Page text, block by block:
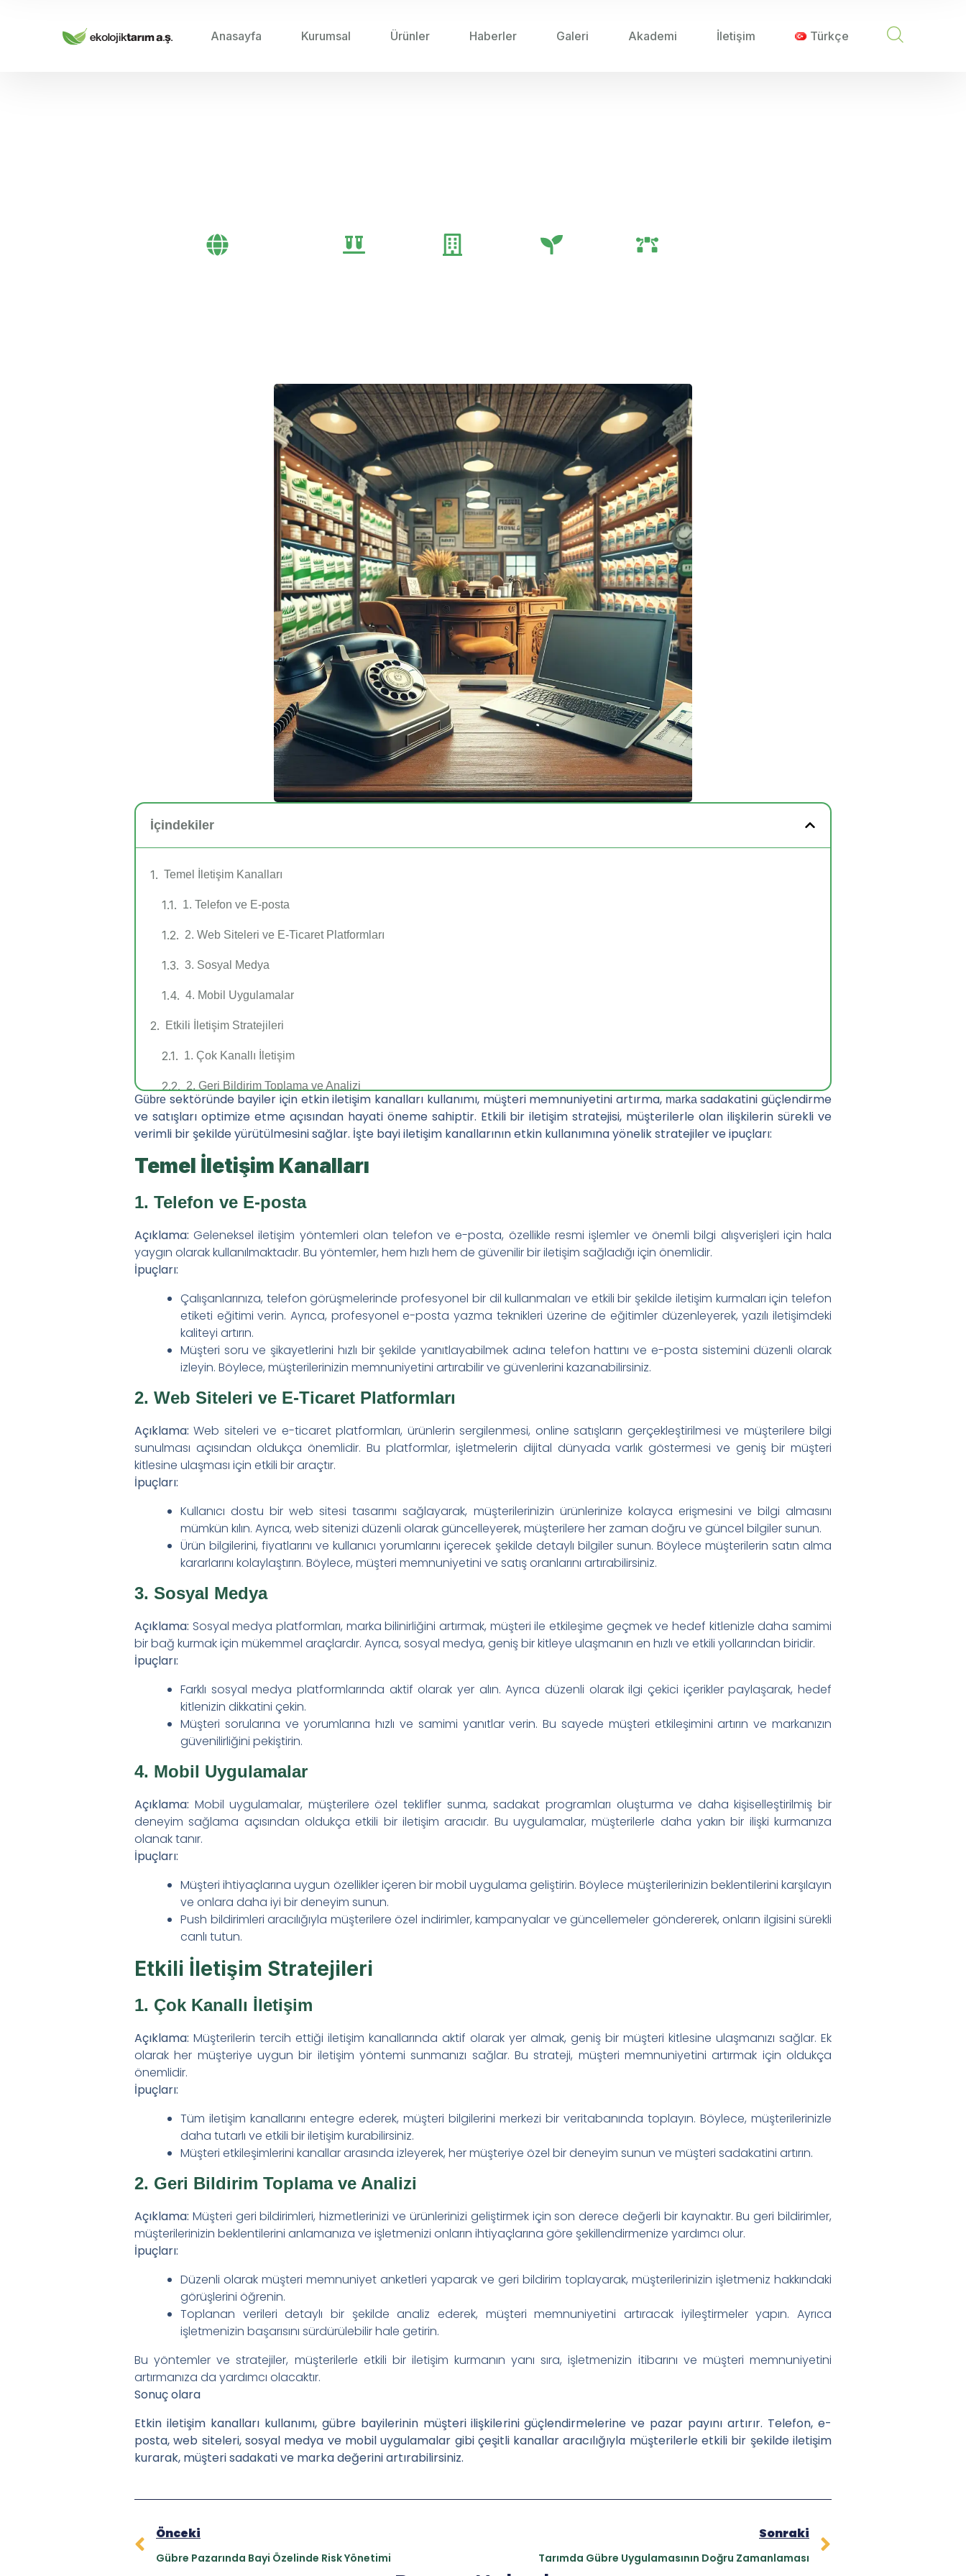
Anasayfa Kurumsal Ürünler Haberler Galeri Akademi İletişim Türkçe
İçindekiler
Temel İletişim Kanalları
1. Telefon ve E-posta
2. Web Siteleri ve E-Ticaret Platformları
3. Sosyal Medya
4. Mobil Uygulamalar
Etkili İletişim Stratejileri
1. Çok Kanallı İletişim
2. Geri Bildirim Toplama ve Analizi
Benzer Haberler
Bitki Beslemede Silikon: Rolü ve Faydaları Hakkında Araştırmalar Ne Diyor
Bitki Besleme Programınızda Çinko ve Fosfor Antagonizması (Çatışması): Her İkisini Nasıl Dengelersiniz
Sezon Boyu Bitki Besleme Programı Nasıl Oluşturulur: Adım Adım Kılavuz
Haberler
Bayiler İçin Gübre Stok Yönetimi ve Optimizasyonu
Kimyasal Gübre Kullanımının Çevresel Etkileri ve Çözüm Önerileri
Gübre sektöründe bayiler için etkin iletişim kanalları kullanımı, müşteri memnuniyetini artırma, markasadakatini güçlendirme
ve satışları optimize etme açısından hayati öneme sahiptir. Etkili bir iletişim stratejisi, müşterilerle olan ilişkilerin sürekli ve
verimli bir şekilde yürütülmesini sağlar. İşte bayi iletişim kanallarının etkin kullanımına yönelik stratejiler ve ipuçları:
Temel İletişim Kanalları
1. Telefon ve E-posta
Açıklama: Geleneksel iletişim yöntemleri olan telefon ve e-posta, özellikle resmi işlemler ve önemli bilgi alışverişleri için hala
yaygın olarak kullanılmaktadır. Bu yöntemler, hem hızlı hem de güvenilir bir iletişim sağladığı için önemlidir.
İpuçları:
Çalışanlarınıza, telefon görüşmelerinde profesyonel bir dil kullanmaları ve etkili bir şekilde iletişim kurmaları için telefon
etiketi eğitimi verin. Ayrıca, profesyonel e-posta yazma teknikleri üzerine de eğitimler düzenleyerek, yazılı iletişimdeki
kaliteyi artırın.
Müşteri soru ve şikayetlerini hızlı bir şekilde yanıtlayabilmek adına telefon hattını ve e-posta sistemini düzenli olarak
izleyin. Böylece, müşterilerinizin memnuniyetini artırabilir ve güvenlerini kazanabilirsiniz.
2. Web Siteleri ve E-Ticaret Platformları
Açıklama: Web siteleri ve e-ticaret platformları, ürünlerin sergilenmesi, online satışların gerçekleştirilmesi ve müşterilere bilgi
sunulması açısından oldukça önemlidir. Bu platformlar, işletmelerin dijital dünyada varlık göstermesi ve geniş bir müşteri
kitlesine ulaşması için etkili bir araçtır.
İpuçları:
Kullanıcı dostu bir web sitesi tasarımı sağlayarak, müşterilerinizin ürünlerinize kolayca erişmesini ve bilgi almasını
mümkün kılın. Ayrıca, web sitenizi düzenli olarak güncelleyerek, müşterilere her zaman doğru ve güncel bilgiler sunun.
Ürün bilgilerini, fiyatlarını ve kullanıcı yorumlarını içerecek şekilde detaylı bilgiler sunun. Böylece müşterilerin satın alma
kararlarını kolaylaştırın. Böylece, müşteri memnuniyetini ve satış oranlarını artırabilirsiniz.
3. Sosyal Medya
Açıklama: Sosyal medya platformları, marka bilinirliğini artırmak, müşteri ile etkileşime geçmek ve hedef kitlenizle daha samimi
bir bağ kurmak için mükemmel araçlardır. Ayrıca, sosyal medya, geniş bir kitleye ulaşmanın en hızlı ve etkili yollarından biridir.
İpuçları:
Farklı sosyal medya platformlarında aktif olarak yer alın. Ayrıca düzenli olarak ilgi çekici içerikler paylaşarak, hedef
kitlenizin dikkatini çekin.
Müşteri sorularına ve yorumlarına hızlı ve samimi yanıtlar verin. Bu sayede müşteri etkileşimini artırın ve markanızın
güvenilirliğini pekiştirin.
4. Mobil Uygulamalar
Açıklama: Mobil uygulamalar, müşterilere özel teklifler sunma, sadakat programları oluşturma ve daha kişiselleştirilmiş bir
deneyim sağlama açısından oldukça etkili bir iletişim aracıdır. Bu uygulamalar, müşterilerle daha yakın bir ilişki kurmanıza
olanak tanır.
İpuçları:
Müşteri ihtiyaçlarına uygun özellikler içeren bir mobil uygulama geliştirin. Böylece müşterilerinizin beklentilerini karşılayın
ve onlara daha iyi bir deneyim sunun.
Push bildirimleri aracılığıyla müşterilere özel indirimler, kampanyalar ve güncellemeler göndererek, onların ilgisini sürekli
canlı tutun.
Etkili İletişim Stratejileri
1. Çok Kanallı İletişim
Açıklama: Müşterilerin tercih ettiği iletişim kanallarında aktif olarak yer almak, geniş bir müşteri kitlesine ulaşmanızı sağlar. Ek
olarak her müşteriye uygun bir iletişim yöntemi sunmanızı sağlar. Bu strateji, müşteri memnuniyetini artırmak için oldukça
önemlidir.
İpuçları:
Tüm iletişim kanallarını entegre ederek, müşteri bilgilerini merkezi bir veritabanında toplayın. Böylece, müşterilerinizle
daha tutarlı ve etkili bir iletişim kurabilirsiniz.
Müşteri etkileşimlerini kanallar arasında izleyerek, her müşteriye özel bir deneyim sunun ve müşteri sadakatini artırın.
2. Geri Bildirim Toplama ve Analizi
Açıklama: Müşteri geri bildirimleri, hizmetlerinizi ve ürünlerinizi geliştirmek için son derece değerli bir kaynaktır. Bu geri bildirimler,
müşterilerinizin beklentilerini anlamanıza ve işletmenizi onların ihtiyaçlarına göre şekillendirmenize yardımcı olur.
İpuçları:
Düzenli olarak müşteri memnuniyet anketleri yaparak ve geri bildirim toplayarak, müşterilerinizin işletmeniz hakkındaki
görüşlerini öğrenin.
Toplanan verileri detaylı bir şekilde analiz ederek, müşteri memnuniyetini artıracak iyileştirmeler yapın. Ayrıca
işletmenizin başarısını sürdürülebilir hale getirin.
Bu yöntemler ve stratejiler, müşterilerle etkili bir iletişim kurmanın yanı sıra, işletmenizin itibarını ve müşteri memnuniyetini
artırmanıza da yardımcı olacaktır.
Sonuç olara
Etkin iletişim kanalları kullanımı, gübre bayilerinin müşteri ilişkilerini güçlendirmelerine ve pazar payını artırır. Telefon, e-
posta, web siteleri, sosyal medya ve mobil uygulamalar gibi çeşitli kanallar aracılığıyla müşterilerle etkili bir şekilde iletişim
kurarak, müşteri sadakati ve marka değerini artırabilirsiniz.
Önceki
Gübre Pazarında Bayi Özelinde Risk Yönetimi
Sonraki
Tarımda Gübre Uygulamasının Doğru Zamanlaması